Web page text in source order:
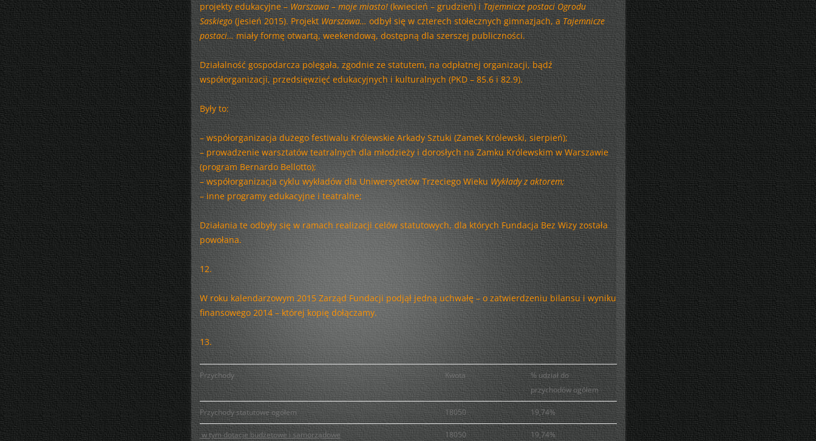
INSPIRACJE – INDYWIDUALNI
ARTYŚCI
SZACH MAT – Z WIEDZĄ ZA PAN
BRAT!
HISTORIA NA WYCIĄGNIECIE RĘKI
– CHODŹMY NA PRAGĘ!
WILANÓW ŚWIATŁEM MALOWANY
– EDYCJA II
WY KTÓRZY RZECZYPOSPOLITĄ
WŁADACIE…
NASZA SZKOŁA – NASZA KLASA!
MÓJ ŚWIAT – MOJA SZTUKA,
CZYLI SZTUKA WOKÓŁ NAS
SZTUKA EDUKACJI
POLONEZEM KU
NIEPODLEGŁOŚCI
BABIE LATO NA PRADZE…
ARS VARSOVIAE…! – RAJZY PO
STOLICY
OD KOCHANOWSKIEGO DO
OXFORDU
projekty edukacyjne –Warszawa – moje miasto!(kwiecień – grudzień) iTajemnicze postaci Ogrodu
Saskiego(jesień 2015). ProjektWarszawa…odbył się w czterech stołecznych gimnazjach, aTajemnicze
postaci…miały formę otwartą, weekendową, dostępną dla szerszej publiczności.
Działalność gospodarcza polegała, zgodnie ze statutem, na odpłatnej organizacji, bądź
współorganizacji, przedsięwzięć edukacyjnych i kulturalnych (PKD – 85.6 i 82.9).
Były to:
– współorganizacja dużego festiwalu Królewskie Arkady Sztuki (Zamek Królewski, sierpień);
– prowadzenie warsztatów teatralnych dla młodzieży i dorosłych na Zamku Królewskim w Warszawie
(program Bernardo Bellotto);
– współorganizacja cyklu wykładów dla Uniwersytetów Trzeciego Wieku Wykłady z aktorem;
– inne programy edukacyjne i teatralne;
Działania te odbyły się w ramach realizacji celów statutowych, dla których Fundacja Bez Wizy została
powołana.
12.
W roku kalendarzowym 2015 Zarząd Fundacji podjął jedną uchwałę – o zatwierdzeniu bilansu i wyniku
finansowego 2014 – której kopię dołączamy.
13.
Przychody Kwota
% udział do
przychodów ogółem
Przychody statutowe ogółem 18050 19,74%
w tym dotacje budżetowe i samorządowe 18050 19,74%